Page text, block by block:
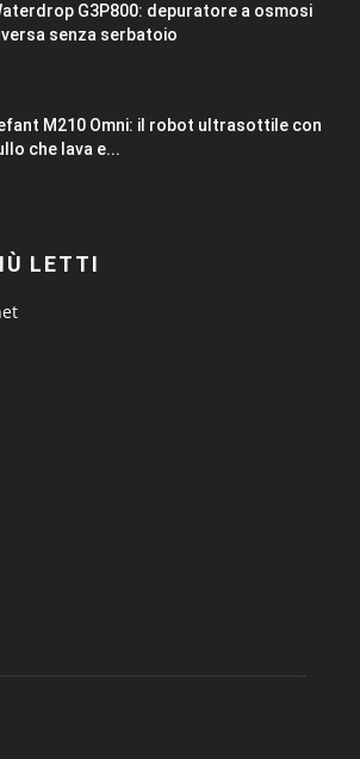
G3P800: depuratore a osmosi
senza serbatoio
M210 Omni: il robot ultrasottile con
che lava e...
LETTI